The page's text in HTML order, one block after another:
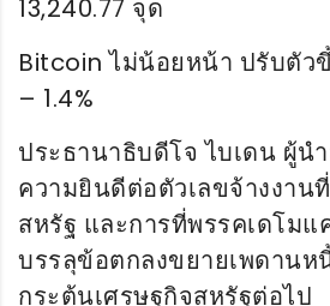
13,240.77 จุด
Bitcoin ไม่น้อยหน้า ปรับตัว
– 1.4%
ประธานาธิบดีโจ ไบเดน ผู้น
ความยินดีต่อตัวเลขจ้างงาน
สหรัฐ และการที่พรรคเดโม
บรรลุข้อตกลงขยายเพดานห
กระตุ้นเศรษฐกิจสหรัฐต่อไป